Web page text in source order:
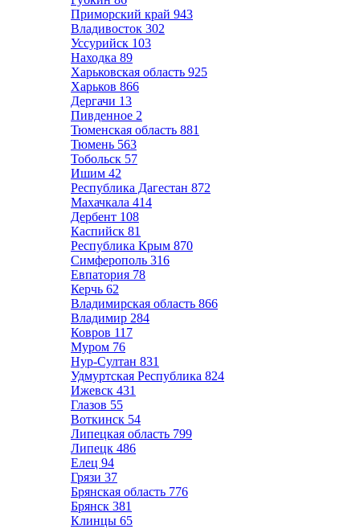
Приморский край 943
Владивосток 302
Уссурийск 103
Находка 89
Харьковская область 925
Харьков 866
Дергачи 13
Пивденное 2
Тюменская область 881
Тюмень 563
Тобольск 57
Ишим 42
Республика Дагестан 872
Махачкала 414
Дербент 108
Каспийск 81
Республика Крым 870
Симферополь 316
Евпатория 78
Керчь 62
Владимирская область 866
Владимир 284
Ковров 117
Муром 76
Нур-Султан 831
Удмуртская Республика 824
Ижевск 431
Глазов 55
Воткинск 54
Липецкая область 799
Липецк 486
Елец 94
Грязи 37
Брянская область 776
Брянск 381
Клинцы 65